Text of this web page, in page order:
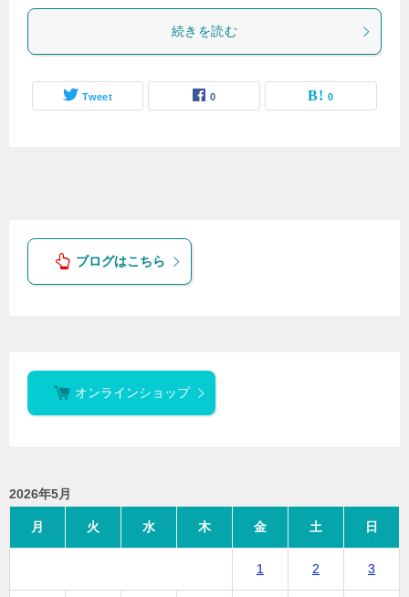
続きを読む
Tweet 0 0
ブログはこちら
オンラインショップ
2026年5月
月 火 水 木 金 土 日
1 2 3